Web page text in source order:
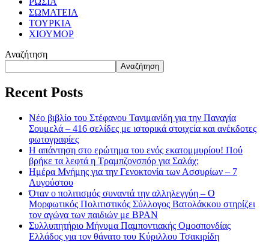
ΣΩΜΑΤΕΙΑ
ΤΟΥΡΚΙΑ
ΧΙΟΥΜΟΡ
Αναζήτηση
Αναζήτηση
Recent Posts
Νέο βιβλίο του Στέφανου Τανιμανίδη για την Παναγία
Σουμελά – 416 σελίδες με ιστορικά στοιχεία και ανέκδοτες
φωτογραφίες
Η απάντηση στο ερώτημα του ενός εκατομμυρίου! Πού
βρήκε τα λεφτά η Τραμπζονσπόρ για Σαλάχ;
Ημέρα Μνήμης για την Γενοκτονία των Ασσυρίων – 7
Αυγούστου
Όταν ο πολιτισμός συναντά την αλληλεγγύη – Ο
Μορφωτικός Πολιτιστικός Σύλλογος Βατολάκκου στηρίζει
τον αγώνα των παιδιών με BPAN
Συλλυπητήριο Μήνυμα Παμποντιακής Ομοσπονδίας
Ελλάδος για τον θάνατο του Κύριλλου Τσακιρίδη